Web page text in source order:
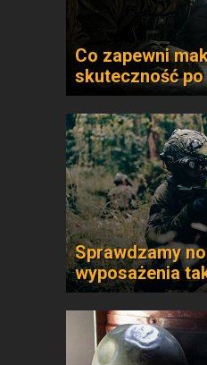
Co zapewni
skuteczność
Sprawdzamy
wyposażenia